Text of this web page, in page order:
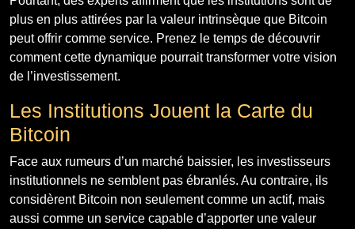
plus en plus attirées par la valeur intrinsèque que Bitcoin
peut offrir comme service. Prenez le temps de découvrir
comment cette dynamique pourrait transformer votre vision
de l’investissement.
Les Institutions Jouent la Carte du
Bitcoin
Face aux rumeurs d’un marché baissier, les investisseurs
institutionnels ne semblent pas ébranlés. Au contraire, ils
considèrent Bitcoin non seulement comme un actif, mais
aussi comme un service capable d’apporter une valeur